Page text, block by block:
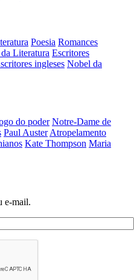
Poesia Romances
Literatura Escritores
ingleses Nobel da
do poder Notre-Dame de
Paul Auster Atropelamento
Kate Thompson Maria
e-mail.